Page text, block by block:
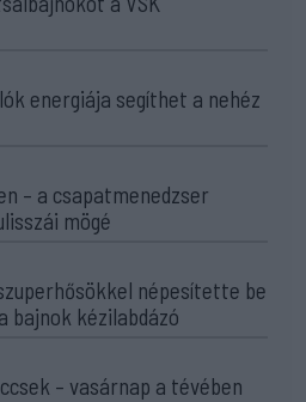
energiája segíthet a nehéz
– a csapatmenedzser
mögé
népesítette be
bajnok kézilabdázó
– vasárnap a tévében